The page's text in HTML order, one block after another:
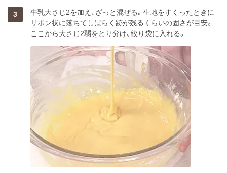
3
牛乳大さじ2を加え、ざっと混ぜる。生地をすくったときに
リボン状に落ちてしばらく跡が残るくらいの固さが目安。
ここから大さじ2弱をとり分け、絞り袋に入れる。